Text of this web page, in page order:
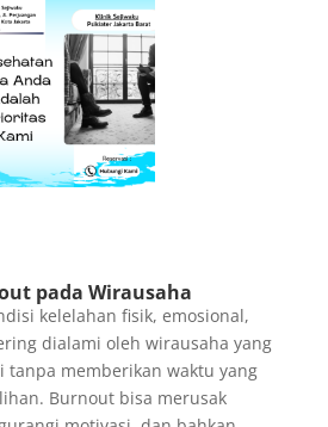
pada Wirausaha
kelelahan fisik, emosional,
dialami oleh wirausaha yang
tanpa memberikan waktu yang
Burnout bisa merusak